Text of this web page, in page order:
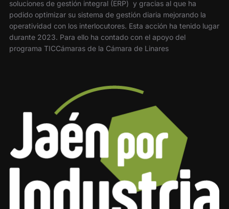
soluciones de gestión integral (ERP) y gracias al que ha
podido optimizar su sistema de gestión diaria mejorando la
operatividad con los interlocutores. Esta acción ha tenido lugar
durante 2023. Para ello ha contado con el apoyo del
programa TICCámaras de la Cámara de Linares